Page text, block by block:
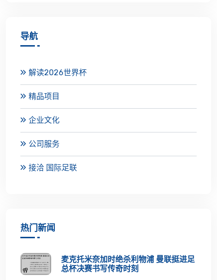
导航
解读2026世界杯
精品项目
企业文化
公司服务
接洽 国际足联
热门新闻
麦克托米奈加时绝杀利物浦 曼联挺进足
总杯决赛书写传奇时刻